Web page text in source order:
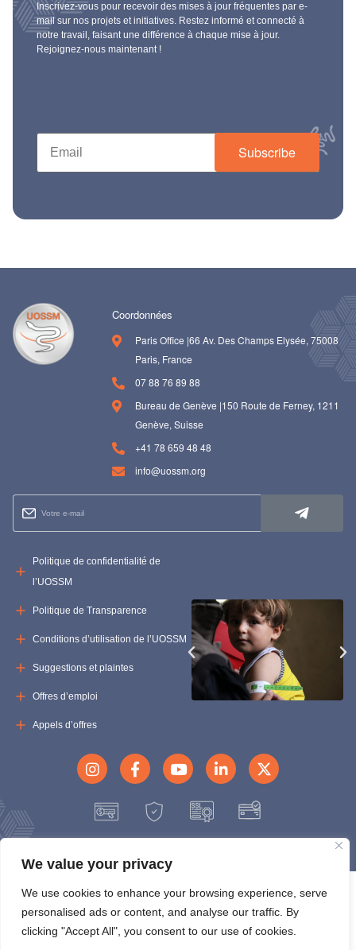
We value your privacy
We use cookies to enhance your browsing experience, serve
personalised ads or content, and analyse our traffic. By
clicking "Accept All", you consent to our use of cookies.
Inscrivez-vous pour recevoir des mises à jour fréquentes par e-
mail sur nos projets et initiatives. Restez informé et connecté à
notre travail, faisant une différence à chaque mise à jour.
Rejoignez-nous maintenant !
Subscribe
Coordonnées
Paris Office |66 Av. Des Champs Elysée, 75008
Paris, France
07 88 76 89 88
Bureau de Genève |150 Route de Ferney, 1211
Genève, Suisse
+41 78 659 48 48
info@uossm.org
Politique de confidentialité de
l’UOSSM
Politique de Transparence
Conditions d’utilisation de l’UOSSM
Suggestions et plaintes
Offres d’emploi
Appels d’offres